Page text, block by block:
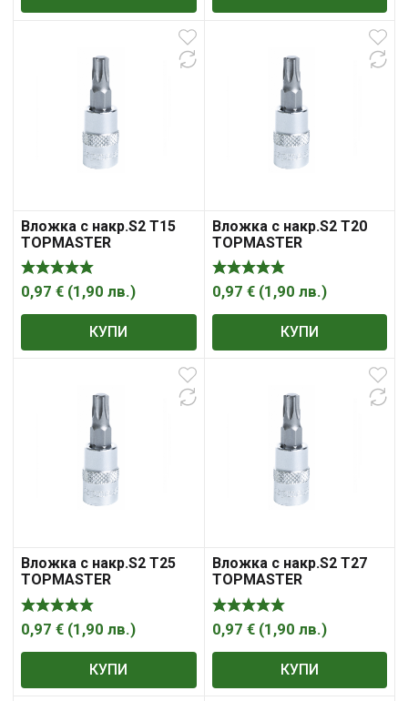
Вложка с накр.S2 T15
TOPMASTER
0,97 € (1,90 лв.)
КУПИ
Вложка с накр.S2 T20
TOPMASTER
0,97 € (1,90 лв.)
КУПИ
Вложка с накр.S2 T25
TOPMASTER
0,97 € (1,90 лв.)
КУПИ
Вложка с накр.S2 T27
TOPMASTER
0,97 € (1,90 лв.)
КУПИ